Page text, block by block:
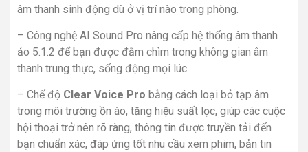
âm thanh sinh động dù ở vị trí nào trong phòng.
– Công nghệ AI Sound Pro nâng cấp hệ thống âm thanh
ảo 5.1.2 để bạn được đắm chìm trong không gian âm
thanh trung thực, sống động mọi lúc.
– Chế độ Clear Voice Pro bằng cách loại bỏ tạp âm
trong môi trường ồn ào, tăng hiệu suất lọc, giúp các cuộc
hội thoại trở nên rõ ràng, thông tin được truyền tải đến
bạn chuẩn xác, đáp ứng tốt nhu cầu xem phim, bản tin